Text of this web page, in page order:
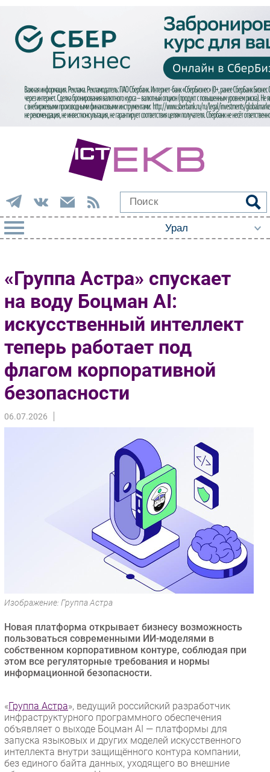
Импорто­замещение
Автоматизация Промышленности
Интернет
Мобильная связь
Фиксированная связь
Интеграция
Рынок ПК
Торговые сети
Гаджеты
Здоровье
РАЗДЕЛЫ
Интервью
Мероприятия
Проекты
IT класс
«Группа Астра» спускает
на воду Боцман AI:
искусственный интеллект
теперь работает под
флагом корпоративной
безопасности
06.07.2026
Изображение: Группа Астра
Новая платформа открывает бизнесу возможность
пользоваться современными ИИ-моделями в
собственном корпоративном контуре, соблюдая при
этом все регуляторные требования и нормы
информационной безопасности.
«Группа Астра», ведущий российский разработчик
инфраструктурного программного обеспечения
объявляет о выходе Боцман AI — платформы для
запуска языковых и других моделей искусственного
интеллекта внутри защищённого контура компании,
без единого байта данных, уходящего во внешние